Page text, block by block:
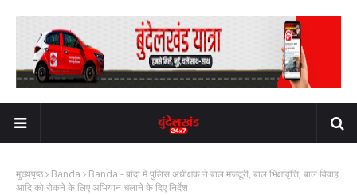
मुख्यपृष्ठ Banda
Banda - बांदा में पुलिस अधीक्षक ने बाल मजदूरी, बाल भिक्षावृत्ति, बाल विवाह
आदि को रोकने के लिए अभियान चलाने के दिए निर्देश